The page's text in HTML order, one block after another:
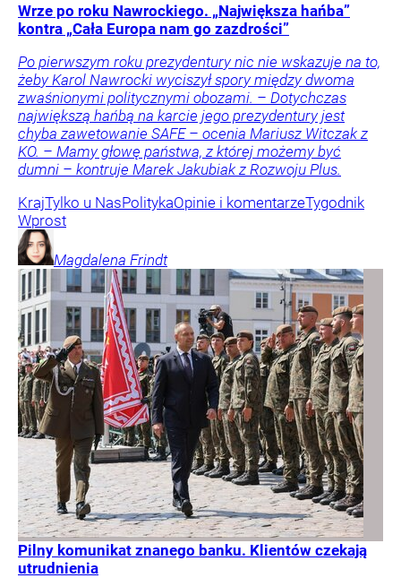
Wrze po roku Nawrockiego. „Największa hańba”
kontra „Cała Europa nam go zazdrości”
Po pierwszym roku prezydentury nic nie wskazuje na to,
żeby Karol Nawrocki wyciszył spory między dwoma
zwaśnionymi politycznymi obozami. – Dotychczas
największą hańbą na karcie jego prezydentury jest
chyba zawetowanie SAFE – ocenia Mariusz Witczak z
KO. – Mamy głowę państwa, z której możemy być
dumni – kontruje Marek Jakubiak z Rozwoju Plus.
KrajTylko u NasPolitykaOpinie i komentarzeTygodnik
Wprost
Magdalena Frindt
Pilny komunikat znanego banku. Klientów czekają
utrudnienia